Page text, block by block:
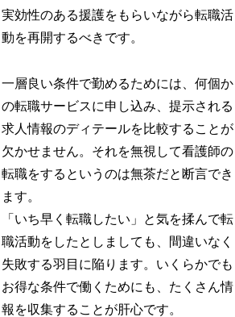
実効性のある援護をもらいながら転職活
動を再開するべきです。
一層良い条件で勤めるためには、何個か
の転職サービスに申し込み、提示される
求人情報のディテールを比較することが
欠かせません。それを無視して看護師の
転職をするというのは無茶だと断言でき
ます。
「いち早く転職したい」と気を揉んで転
職活動をしたとしましても、間違いなく
失敗する羽目に陥ります。いくらかでも
お得な条件で働くためにも、たくさん情
報を収集することが肝心です。